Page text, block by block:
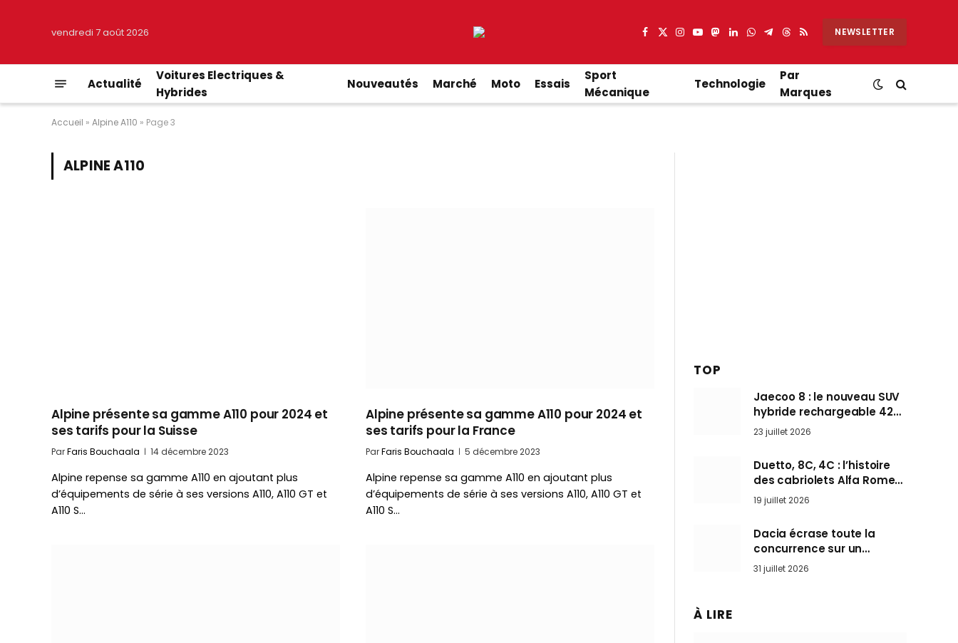
vendredi 7 août 2026 Facebook
X
Instagram
YouTube
Mastodon
LinkedIn
WhatsApp
Partager
Telegram
Threads
RSS NEWSLETTER
Actualité
Voitures Electriques &
Hybrides
Nouveautés Marché Moto Essais
Sport
Mécanique
Technologie
Par
Marques
Accueil » Alpine A110 » Page 3
ALPINE A110
Alpine présente sa gamme A110 pour 2024 et
ses tarifs pour la Suisse
ParFaris Bouchaala 14 décembre 2023
Alpine repense sa gamme A110 en ajoutant plus
d’équipements de série à ses versions A110, A110 GT et
A110 S…
Alpine présente sa gamme A110 pour 2024 et
ses tarifs pour la France
ParFaris Bouchaala 5 décembre 2023
Alpine repense sa gamme A110 en ajoutant plus
d’équipements de série à ses versions A110, A110 GT et
A110 S…
TOP
Jaecoo 8 : le nouveau SUV
hybride rechargeable 428
ch qui vise l’Audi Q7 arrive
en Europe cet automne
23 juillet 2026
Duetto, 8C, 4C : l’histoire
des cabriolets Alfa Romeo,
ces Spider qui ont défini
l’art de rouler cheveux au
vent
19 juillet 2026
Dacia écrase toute la
concurrence sur un
marché où personne ne
l’attendait
31 juillet 2026
À LIRE